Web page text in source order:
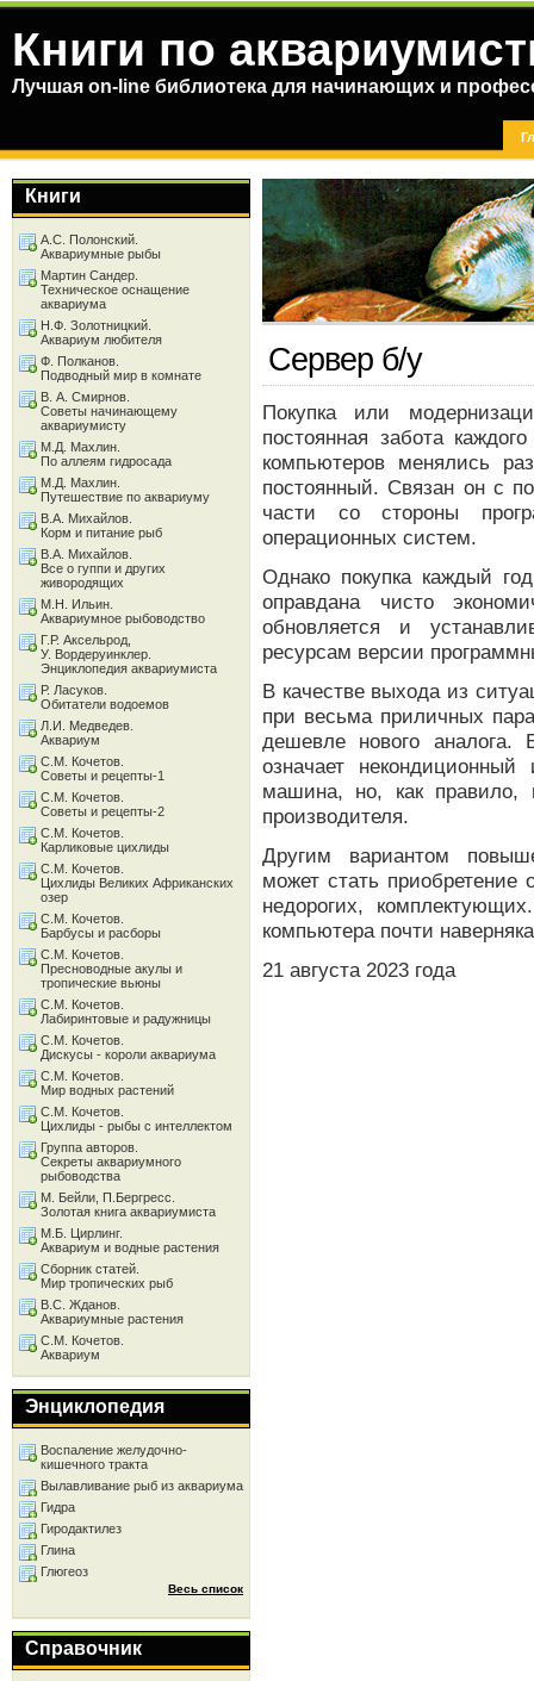
Книги по
Лучшая on-line библиотека для начинающих и
Сервер б/у
Покупка или
постоянная забота
компьютеров менялись
постоянный. Связан он с
части со стороны
операционных систем.
Однако покупка каждый
оправдана чисто
обновляется и
ресурсам версии
В качестве выхода из
при весьма приличных
дешевле нового
означает
машина, но, как правило,
производителя.
Другим вариантом
может стать
недорогих,
компьютера почти
21 августа 2023 года
Книги
А.С. Полонский.
Аквариумные рыбы
Мартин Сандер.
Техническое оснащение
аквариума
Н.Ф. Золотницкий.
Аквариум любителя
Ф. Полканов.
Подводный мир в комнате
В. А. Смирнов.
Советы начинающему
аквариумисту
М.Д. Махлин.
По аллеям гидросада
М.Д. Махлин.
Путешествие по аквариуму
В.А. Михайлов.
Корм и питание рыб
В.А. Михайлов.
Все о гуппи и других
живородящих
М.Н. Ильин.
Аквариумное рыбоводство
Г.Р. Аксельрод,
У. Вордеруинклер.
Энциклопедия аквариумиста
Р. Ласуков.
Обитатели водоемов
Л.И. Медведев.
Аквариум
С.М. Кочетов.
Советы и рецепты-1
С.М. Кочетов.
Советы и рецепты-2
С.М. Кочетов.
Карликовые цихлиды
С.М. Кочетов.
Цихлиды Великих Африканских
озер
С.М. Кочетов.
Барбусы и расборы
С.М. Кочетов.
Пресноводные акулы и
тропические вьюны
С.М. Кочетов.
Лабиринтовые и радужницы
С.М. Кочетов.
Дискусы - короли аквариума
С.М. Кочетов.
Мир водных растений
С.М. Кочетов.
Цихлиды - рыбы с интеллектом
Группа авторов.
Секреты аквариумного
рыбоводства
М. Бейли, П.Бергресс.
Золотая книга аквариумиста
М.Б. Цирлинг.
Аквариум и водные растения
Сборник статей.
Мир тропических рыб
В.С. Жданов.
Аквариумные растения
С.М. Кочетов.
Аквариум
Энциклопедия
Воспаление желудочно-
кишечного тракта
Вылавливание рыб из аквариума
Гидра
Гиродактилез
Глина
Глюгеоз
Весь список
Справочник